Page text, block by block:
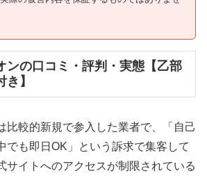
ンの口コミ・評判・実態【乙部
】
比較的新規で参入した業者で、「自己
でも即日OK」という訴求で集客して
サイトへのアクセスが制限されている